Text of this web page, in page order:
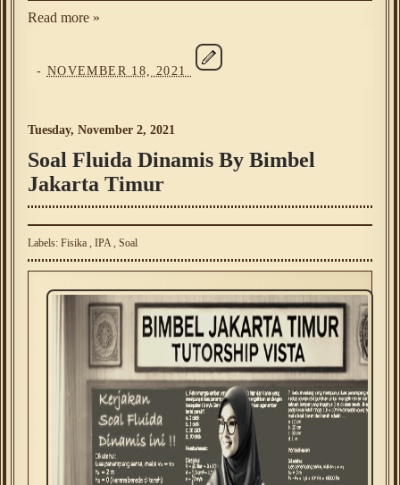
Read more »
- NOVEMBER 18, 2021
Tuesday, November 2, 2021
Soal Fluida Dinamis By Bimbel
Jakarta Timur
Labels: Fisika IPA Soal